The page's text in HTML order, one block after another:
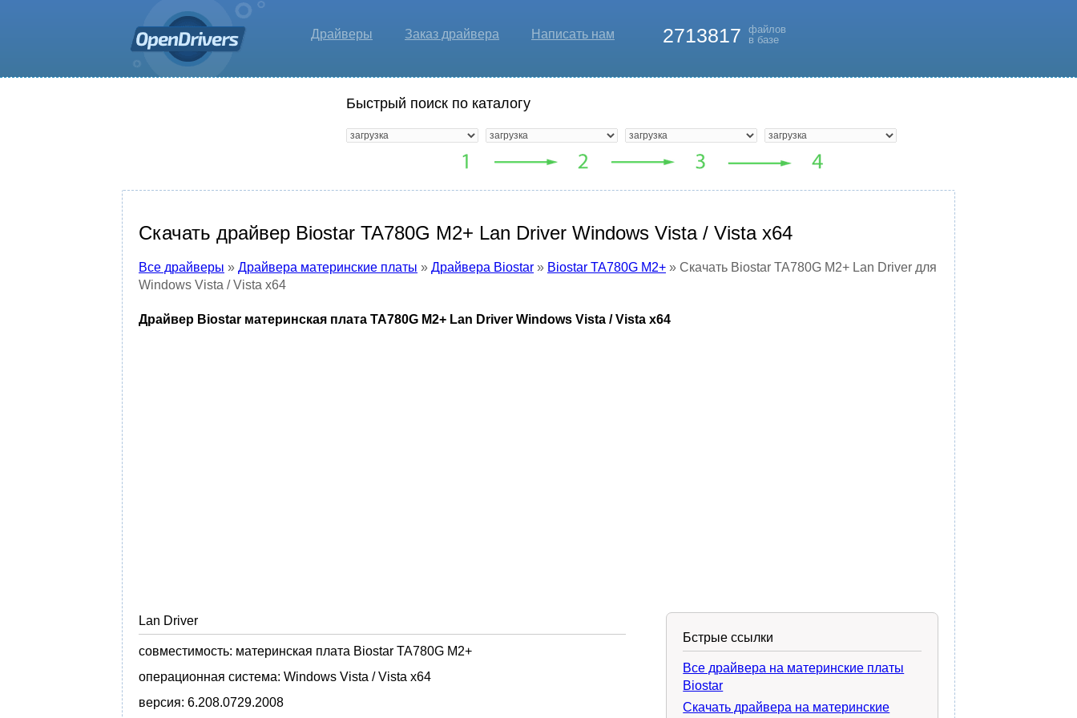
Драйверы Заказ драйвера Написать нам 2713817
файлов
в базе
Быстрый поиск по каталогу
Скачать драйвер Biostar TA780G M2+ Lan Driver Windows Vista / Vista x64
Все драйверы » Драйвера материнские платы » Драйвера Biostar » Biostar TA780G M2+ » Скачать Biostar TA780G M2+ Lan Driver для
Windows Vista / Vista x64
Драйвер Biostar материнская плата TA780G M2+ Lan Driver Windows Vista / Vista x64
Lan Driver
совместимость: материнская плата Biostar TA780G M2+
операционная система: Windows Vista / Vista x64
версия: 6.208.0729.2008
Бстрые ссылки
Все драйвера на материнские платы
Biostar
Скачать драйвера на материнские